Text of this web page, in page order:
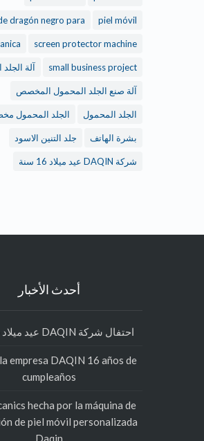
Piel de dragón negro para
Piel volcanica screen protector machine
small business project آلة الجلد المحمول
آلة صنع الجلد المحمول المخصص
الجلد المحمول الجلد المحمول مخصص
بشرة الهاتف جلد التنين الاسود
أحدث الأخبار
احتفال شركة DAQIN عيد ميلاد 16 سنة!
Celebra la empresa DAQIN 16 años de
cumpleaños
Piel Volcanics hecha por la máquina de
fabricación de piel móvil personalizada